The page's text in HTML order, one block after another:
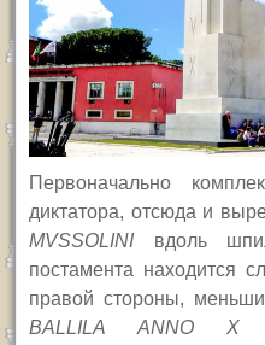
Первоначально
диктатора, отсюда и
MVSSOLINIвдоль
постамента находится
правой стороны,
BALLILA ANNO X